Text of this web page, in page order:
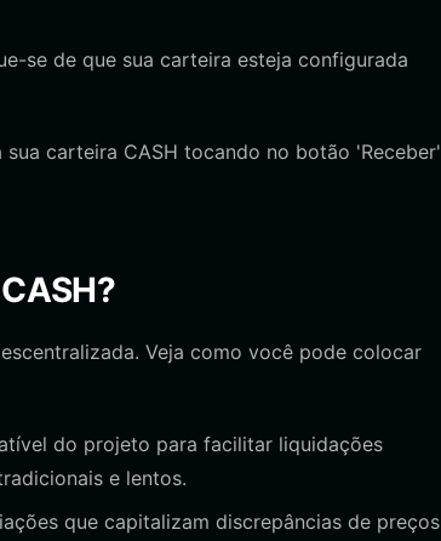
se de que sua carteira esteja configurada
carteira CASH tocando no botão 'Receber'
Veja como você pode colocar
do projeto para facilitar liquidações
e lentos.
que capitalizam discrepâncias de preços